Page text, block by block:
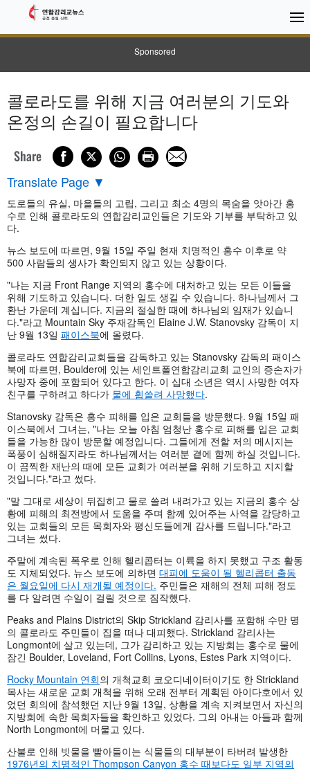
Sponsored
콜로라도를 위해 지금 여러분의 기도와
온정의 손길이 필요합니다
Share
Translate Page ▼
도로들의 유실, 마을들의 고립, 그리고 최소 4명의 목숨을 앗아간 홍
수로 인해 콜로라도의 연합감리교인들은 기도와 기부를 부탁하고 있
다.
뉴스 보도에 따르면, 9월 15일 주일 현재 치명적인 홍수 이후로 약
500 사람들의 생사가 확인되지 않고 있는 상황이다.
"나는 지금 Front Range 지역의 홍수에 대처하고 있는 모든 이들을
위해 기도하고 있습니다. 더한 일도 생길 수 있습니다. 하나님께서 그
환난 가운데 계십니다. 지금의 절실한 때에 하나님의 임재가 있습니
다."라고 Mountain Sky 주재감독인 Elaine J.W. Stanovsky 감독이 지
난 9월 13일 패이스북에 올렸다.
콜로라도 연합감리교회들을 감독하고 있는 Stanovsky 감독의 패이스
북에 따르면, Boulder에 있는 세인트폴연합감리교회 교인의 증손자가
사망자 중에 포함되어 있다고 한다. 이 십대 소년은 역시 사망한 여자
친구를 구하려고 하다가 물에 휩쓸려 사망했다.
Stanovsky 감독은 홍수 피해를 입은 교회들을 방문했다. 9월 15일 패
이스북에서 그녀는, "나는 오늘 아침 엄청난 홍수로 피해를 입은 교회
들을 가능한 많이 방문할 예정입니다. 그들에게 전할 저의 메시지는
폭풍이 심해질지라도 하나님께서는 여러분 곁에 함께 하실 것입니다.
이 끔찍한 재난의 때에 모든 교회가 여러분을 위해 기도하고 지지할
것입니다."라고 썼다.
"말 그대로 세상이 뒤집히고 물로 쓸려 내려가고 있는 지금의 홍수 상
황에 피해의 최전방에서 도움을 주며 함께 있어주는 사역을 감당하고
있는 교회들의 모든 목회자와 평신도들에게 감사를 드립니다."라고
그녀는 썼다.
주말에 계속된 폭우로 인해 헬리콥터는 이륙을 하지 못했고 구조 활동
도 지체되었다. 뉴스 보도에 의하면 대피에 도움이 될 헬리콥터 출동
은 월요일에 다시 재개될 예정이다. 주민들은 재해의 전체 피해 정도
를 다 알려면 수일이 걸릴 것으로 짐작했다.
Peaks and Plains District의 Skip Strickland 감리사를 포함해 수만 명
의 콜로라도 주민들이 집을 떠나 대피했다. Strickland 감리사는
Longmont에 살고 있는데, 그가 감리하고 있는 지방회는 홍수로 물에
잠긴 Boulder, Loveland, Fort Collins, Lyons, Estes Park 지역이다.
Rocky Mountain 연회의 개척교회 코오디네이터이기도 한 Strickland
목사는 새로운 교회 개척을 위해 오래 전부터 계획된 아이다호에서 있
었던 회의에 참석했던 지난 9월 13일, 상황을 계속 지켜보면서 자신의
지방회에 속한 목회자들을 확인하고 있었다. 그의 아내는 아들과 함께
North Longmont에 머물고 있다.
산불로 인해 빗물을 빨아들이는 식물들의 대부분이 타버려 발생한
1976년의 치명적인 Thompson Canyon 홍수 때보다도 일부 지역의